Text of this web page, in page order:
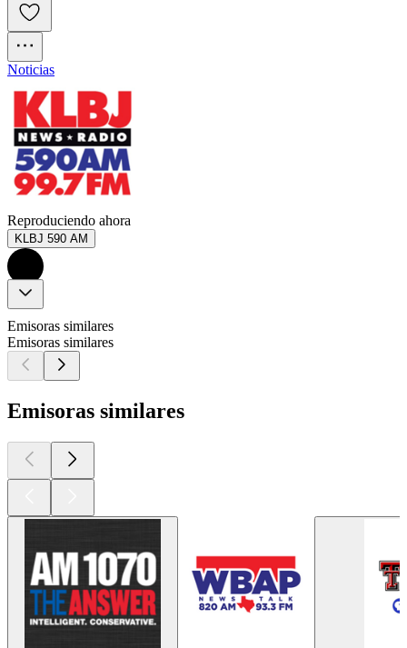
Noticias
Reproduciendo ahora
KLBJ 590 AM
Emisoras similares
Emisoras similares
Emisoras similares